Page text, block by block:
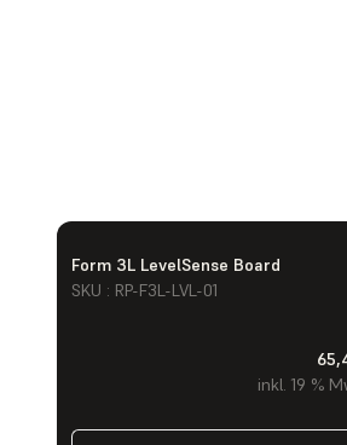
Form 3L LevelSense Board
SKU : RP-F3L-LVL-01
inkl. 19 %